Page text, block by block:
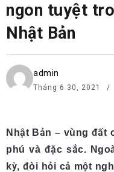
ngon tuyệt
Nhật Bản
admin
Tháng 6 30, 2021
Nhật Bản – vùng đất
phú và đặc sắc.
kỳ, đòi hỏi cả một